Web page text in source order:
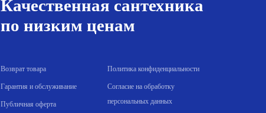
Качественная сантехника
по низким ценам
Возврат товара
Гарантия и обслуживание
Публичная оферта
Политика конфиденциальности
Согласие на обработку
персональных данных